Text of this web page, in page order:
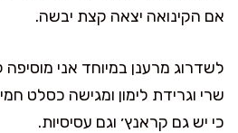
אם הקינואה יצאה קצת יבשה.
לשדרוג מרענן במיוחד אני מוסיפה
שרי וגרידת לימון ומגישה כסלט
כי יש גם קראנץ׳ וגם עסיסיות.